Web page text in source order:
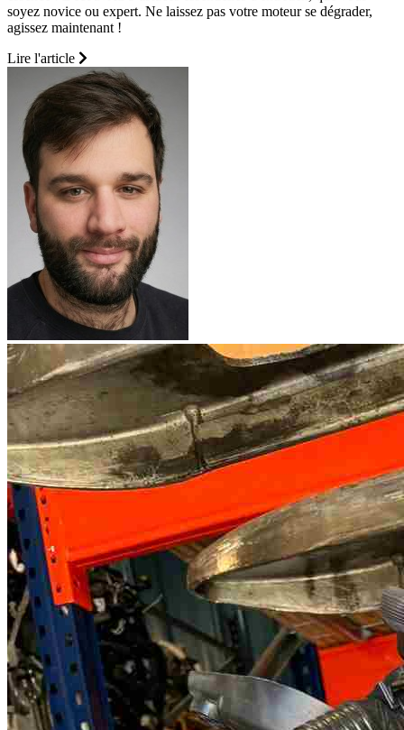
soyez novice ou expert. Ne laissez pas votre moteur se dégrader,
agissez maintenant !
Lire l'article